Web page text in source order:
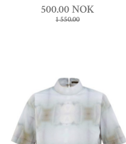
500.00 NOK
1 550.00